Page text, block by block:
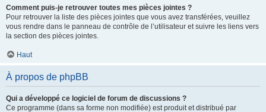
Comment puis-je retrouver toutes mes pièces jointes ?
Pour retrouver la liste des pièces jointes que vous avez transférées, veuillez
vous rendre dans le panneau de contrôle de l’utilisateur et suivre les liens vers
la section des pièces jointes.
Haut
À propos de phpBB
Qui a développé ce logiciel de forum de discussions ?
Ce programme (dans sa forme non modifiée) est produit et distribué par